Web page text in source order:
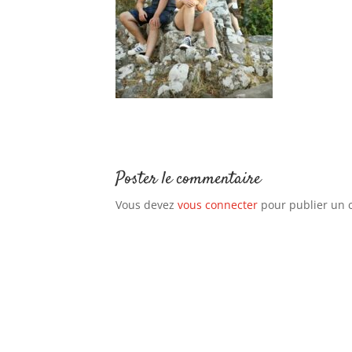
Poster le commentaire
Vous devez vous connecter pour publier un